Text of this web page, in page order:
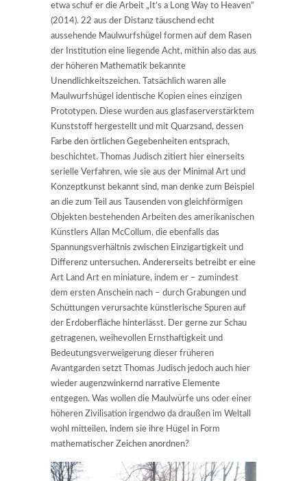
etwa schuf er die Arbeit „It’s a Long Way to Heaven“
(2014). 22 aus der Distanz täuschend echt
aussehende Maulwurfshügel formen auf dem Rasen
der Institution eine liegende Acht, mithin also das aus
der höheren Mathematik bekannte
Unendlichkeitszeichen. Tatsächlich waren alle
Maulwurfshügel identische Kopien eines einzigen
Prototypen. Diese wurden aus glasfaserverstärktem
Kunststoff hergestellt und mit Quarzsand, dessen
Farbe den örtlichen Gegebenheiten entsprach,
beschichtet. Thomas Judisch zitiert hier einerseits
serielle Verfahren, wie sie aus der Minimal Art und
Konzeptkunst bekannt sind, man denke zum Beispiel
an die zum Teil aus Tausenden von gleichförmigen
Objekten bestehenden Arbeiten des amerikanischen
Künstlers Allan McCollum, die ebenfalls das
Spannungsverhältnis zwischen Einzigartigkeit und
Differenz untersuchen. Andererseits betreibt er eine
Art Land Art en miniature, indem er – zumindest
dem ersten Anschein nach – durch Grabungen und
Schüttungen verursachte künstlerische Spuren auf
der Erdoberfläche hinterlässt. Der gerne zur Schau
getragenen, weihevollen Ernsthaftigkeit und
Bedeutungsverweigerung dieser früheren
Avantgarden setzt Thomas Judisch jedoch auch hier
wieder augenzwinkernd narrative Elemente
entgegen. Was wollen die Maulwürfe uns oder einer
höheren Zivilisation irgendwo da draußen im Weltall
wohl mitteilen, indem sie ihre Hügel in Form
mathematischer Zeichen anordnen?